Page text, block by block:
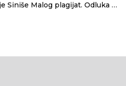
Siniše Malog plagijat. Odluka je